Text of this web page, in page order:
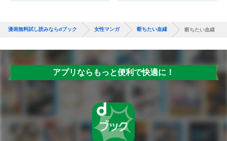
漫画無料試し読みならdブック 女性マンガ 断ちたい血縁 断ちたい血縁
アプリならもっと便利で快適に！